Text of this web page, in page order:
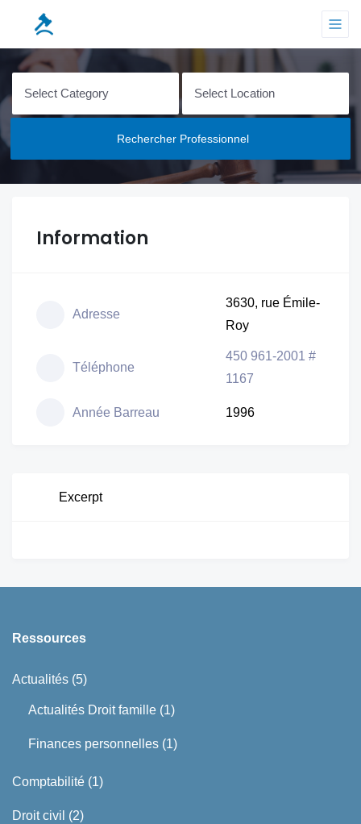
Rechercher Professionnel
Information
Adresse
3630, rue Émile-
Roy
Téléphone
450 961-2001 #
1167
Année Barreau 1996
Excerpt
Ressources
Actualités (5)
Actualités Droit famille (1)
Finances personnelles (1)
Comptabilité (1)
Droit civil (2)